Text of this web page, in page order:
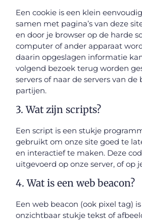
Een cookie is een klein
samen met pagina’s van deze
en door je browser op de harde
computer of ander apparaat
daarin opgeslagen informatie
volgend bezoek terug worden
servers of naar de servers van
partijen.
3. Wat zijn scripts?
Een script is een stukje
gebruikt om onze site goed te
en interactief te maken. Deze
uitgevoerd op onze server, of op
4. Wat is een web beacon?
Een web beacon (ook pixel tag)
onzichtbaar stukje tekst of